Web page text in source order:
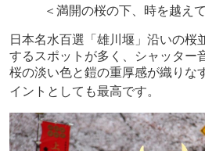
＜満開の桜の下、時を越え
日本名水百選「雄川堰」沿いの桜
するスポットが多く、シャッター
桜の淡い色と鎧の重厚感が織りな
イントとしても最高です。